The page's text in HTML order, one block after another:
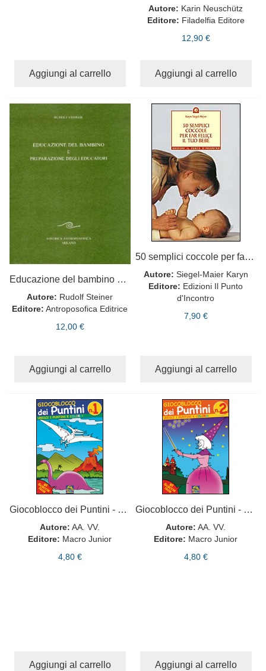
Aggiungi al carrello
Autore: Karin Neuschütz
Editore: Filadelfia Editore
12,90 €
Aggiungi al carrello
Educazione del bambino e preparazione degli educatori
Autore: Rudolf Steiner
Editore: Antroposofica Editrice
12,00 €
Aggiungi al carrello
Autore: Siegel-Maier Karyn
Editore: Edizioni Il Punto
d'Incontro
7,90 €
Aggiungi al carrello
Autore: AA. VV.
Editore: Macro Junior
4,80 €
Aggiungi al carrello
Autore: AA. VV.
Editore: Macro Junior
4,80 €
Aggiungi al carrello